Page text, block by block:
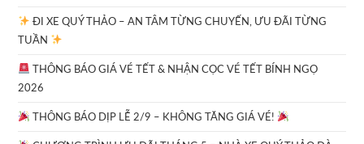
ĐI XE QUÝ THẢO – AN TÂM TỪNG CHUYẾN, ƯU ĐÃI TỪNG
TUẦN
THÔNG BÁO GIÁ VÉ TẾT & NHẬN CỌC VÉ TẾT BÍNH NGỌ
2026
THÔNG BÁO DỊP LỄ 2/9 – KHÔNG TĂNG GIÁ VÉ!